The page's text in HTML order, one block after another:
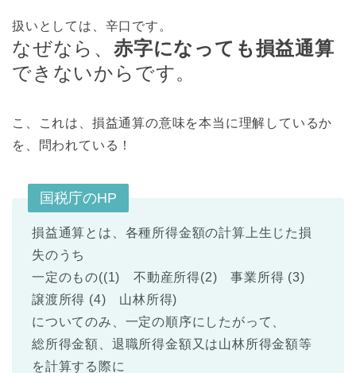
扱いとしては、辛口です。
なぜなら、 赤字になっても損益通算
できないからです。
こ、これは、損益通算の意味を本当に理解しているか
を、問われている！
国税庁のHP
損益通算とは、各種所得金額の計算上生じた損
失のうち
一定のもの((1) 不動産所得(2) 事業所得 (3)
譲渡所得 (4) 山林所得)
についてのみ、一定の順序にしたがって、
総所得金額、退職所得金額又は山林所得金額等
を計算する際に